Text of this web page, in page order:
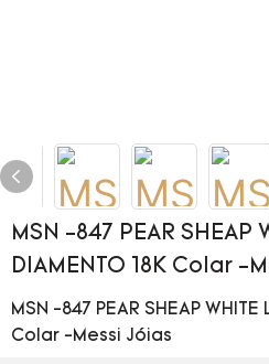
MSN -847 PEAR SHEAP
DIAMENTO 18K Colar -
MSN -847 PEAR SHEAP WHITE
Colar -Messi Jóias